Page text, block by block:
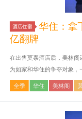
酒店住宿
华住：拿
亿翻牌
在出售莫泰酒店后，美林
为如家和华住的争夺对象，
全季 华住 美林阁